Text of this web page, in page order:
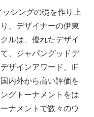
シングの礎を作り上
、デザイナーの伊東
ルは、優れたデザイ
、ジャパングッドデ
ザインアワード、iF
内外から高い評価を
グトーナメントをは
ナメントで数々のウ